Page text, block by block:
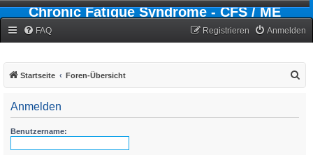
Chronic Fatigue Syndrome - CFS / ME
FAQ Anmelden
Registrieren
Startseite Foren-Übersicht
Anmelden
Benutzername: